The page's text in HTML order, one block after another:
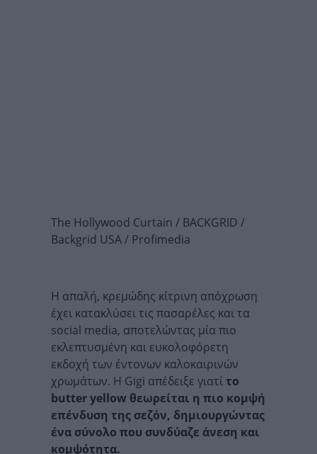
The Hollywood Curtain / BACKGRID /
Backgrid USA / Profimedia
Η απαλή, κρεμώδης κίτρινη απόχρωση
έχει κατακλύσει τις πασαρέλες και τα
social media, αποτελώντας μία πιο
εκλεπτυσμένη και ευκολοφόρετη
εκδοχή των έντονων καλοκαιρινών
χρωμάτων. Η Gigi απέδειξε γιατίτο
butter yellow θεωρείται η πιο κομψή
επένδυση της σεζόν, δημιουργώντας
ένα σύνολο που συνδύαζε άνεση και
κομψότητα.